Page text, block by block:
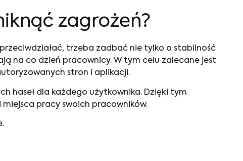
zagrożeń?
trzeba zadbać nie tylko o stabilność
na co dzień pracownicy. W tym celu zalecane jest
stron i aplikacji.
haseł dla każdego użytkownika. Dzięki tym
pracy swoich pracowników.